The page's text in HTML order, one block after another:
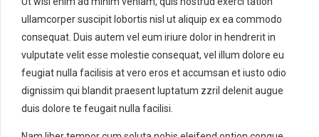
ullamcorper suscipit lobortis nisl ut aliquip ex ea commodo
consequat. Duis autem vel eum iriure dolor in hendrerit in
vulputate velit esse molestie consequat, vel illum dolore eu
feugiat nulla facilisis at vero eros et accumsan et iusto odio
dignissim qui blandit praesent luptatum zzril delenit augue
duis dolore te feugait nulla facilisi.